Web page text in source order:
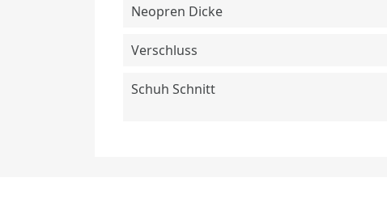
Neopren Dicke
Verschluss
Schuh Schnitt